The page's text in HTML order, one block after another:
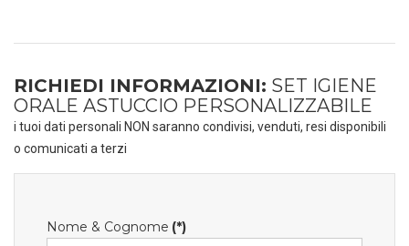
RICHIEDI INFORMAZIONI: SET IGIENE
ORALE ASTUCCIO PERSONALIZZABILE
i tuoi dati personali NON saranno condivisi, venduti, resi disponibili
o comunicati a terzi
Nome & Cognome (*)